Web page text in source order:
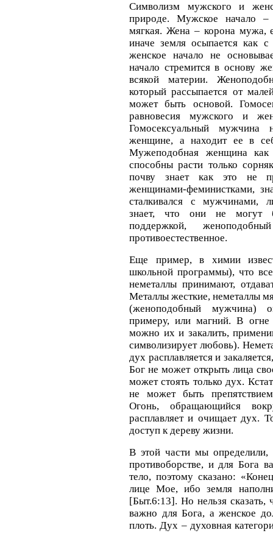
Символизм мужского и
природе. Мужское начало
мягкая. Жена – корона мужа,
иначе земля осыпается как
женское начало не
начало стремится в основу
всякой материи.
который рассыпается от
может быть основой.
равновесия мужского и
Гомосексуальный мужчина
женщине, а находит ее в
Мужеподобная женщина как
способны расти только
почву знает как это не
женщинами-феминистками,
сталкивался с мужчинами,
знает, что они не могут
поддержкой,
противоестественное.
Еще пример, в химии
школьной программы), что
неметаллы принимают,
Металлы жесткие, неметаллы
(женоподобный мужчина)
примеру, или магний. В огне
можно их и закалить,
символизирует любовь).
дух расплавляется и
Бог не может открыть лица
может стоять только дух.
не может быть
Огонь, обращающийся
расплавляет и очищает дух.
доступ к дереву жизни.
В этой части мы определили,
противоборстве, и для Бога
тело, поэтому сказано:
лице Мое, ибо земля
[Быт.6:13]. Но нельзя
важно для Бога, а женское
плоть. Дух – духовная